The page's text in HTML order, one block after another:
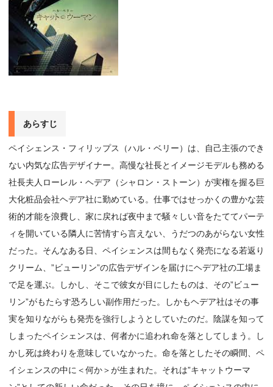
あらすじ
ペイシェンス・フィリップス（ハル・ベリー）は、自己主張のでき
ない内気な広告デザイナー。高慢な社長とイメージモデルも務める
社長夫人ローレル・ヘデア（シャロン・ストーン）が実権を握る巨
大化粧品会社ヘデア社に勤めている。仕事ではせっかくの豊かな芸
術的才能を浪費し、家に戻れば夜中まで騒々しい音をたててパーテ
ィを開いている隣人に苦情すら言えない、うだつのあがらない女性
だった。そんなある日、ペイシェンスは間もなく発売になる若返り
クリーム、”ビューリン”の広告デザインを届けにヘデア社の工場ま
で足を運ぶ。しかし、そこで彼女が目にしたものは、その”ビュー
リン”がもたらす恐ろしい副作用だった。しかもヘデア社はその事
実を知りながらも発売を強行しようとしていたのだ。陰謀を知って
しまったペイシェンスは、何者かに追われ命を落としてしまう。し
かし死は終わりを意味していなかった。命を落としたその瞬間、ペ
イシェンスの中に＜何か＞が生まれた。それは”キャットウーマ